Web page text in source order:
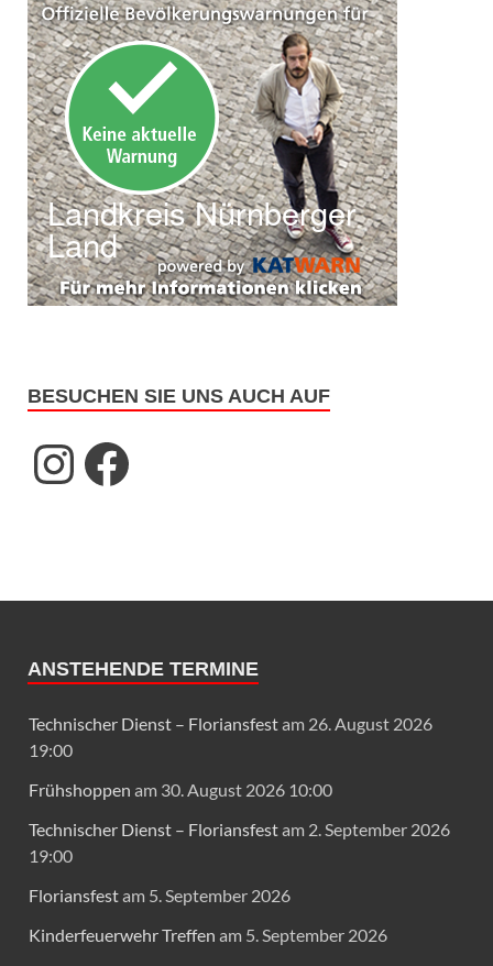
BESUCHEN SIE UNS AUCH AUF
ANSTEHENDE TERMINE
Technischer Dienst – Floriansfestam 26. August 2026
19:00
Frühshoppen am 30. August 2026 10:00
Technischer Dienst – Floriansfestam 2. September 2026
19:00
Floriansfestam 5. September 2026
Kinderfeuerwehr Treffen am 5. September 2026